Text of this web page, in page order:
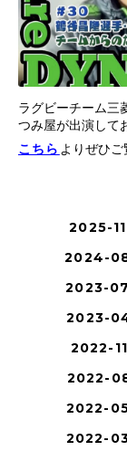
ラグビーチーム
つみ屋が出演して
こちら よりぜひご
2025-11
2024-08
2023-07
2023-04
2022-11
2022-08
2022-05
2022-03